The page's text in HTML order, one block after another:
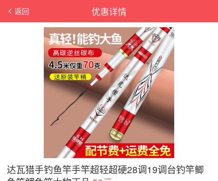
优惠详情
返回
达瓦猎手钓鱼竿手竿超轻超硬28调19调台钓竿鲫